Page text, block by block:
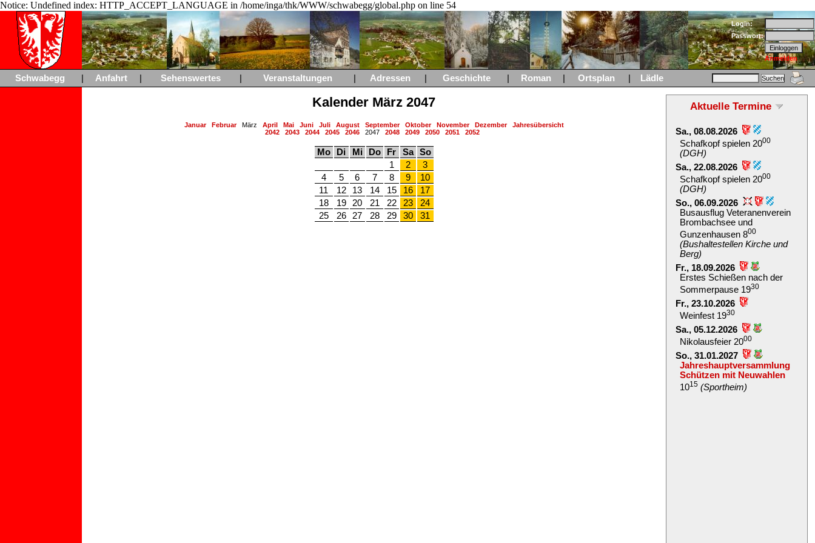
Notice: Undefined index: HTTP_ACCEPT_LANGUAGE in /home/inga/thk/WWW/schwabegg/global.php on line 54
Login:
Passwort:
Anmelden
Schwabegg Anfahrt Sehenswertes Veranstaltungen Adressen Geschichte Roman Ortsplan Lädle
Kalender März 2047
Januar FebruarMärz April Mai Juni Juli August September Oktober November Dezember
Jahresübersicht
2042
2043 2044 2045 20462047 2048 2049 2050 2051 2052
Mo Di Mi Do Fr Sa
So
1
2
3
4
5 6 7 8 9
10
11
12 13 14 15 16
17
18
19 20 21 22 23
24
25
26 27 28 29 30 31
Aktuelle Termine
Sa., 08.08.2026
Schafkopf spielen 2000
(DGH)
Sa., 22.08.2026
Schafkopf spielen 2000
(DGH)
So., 06.09.2026
Busausflug Veteranenverein
Brombachsee und
Gunzenhausen 800
(Bushaltestellen Kirche und
Berg)
Fr., 18.09.2026
Erstes Schießen nach der
Sommerpause 1930
Fr., 23.10.2026
Weinfest 1930
Sa., 05.12.2026
Nikolausfeier 2000
So., 31.01.2027
Jahreshauptversammlung
Schützen mit Neuwahlen
1015 (Sportheim)